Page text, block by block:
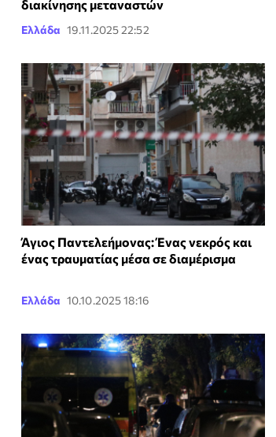
διακίνησης μεταναστών
Ελλάδα 19.11.2025 22:52
Άγιος Παντελεήμονας: Ένας νεκρός και
ένας τραυματίας μέσα σε διαμέρισμα
Ελλάδα 10.10.2025 18:16